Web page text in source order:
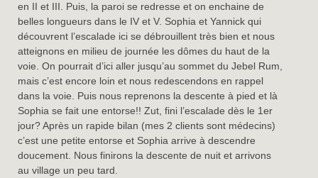
en II et III. Puis, la paroi se redresse et on enchaine de
belles longueurs dans le IV et V. Sophia et Yannick qui
découvrent l’escalade ici se débrouillent très bien et nous
atteignons en milieu de journée les dômes du haut de la
voie. On pourrait d’ici aller jusqu’au sommet du Jebel Rum,
mais c’est encore loin et nous redescendons en rappel
dans la voie. Puis nous reprenons la descente à pied et là
Sophia se fait une entorse!! Zut, fini l’escalade dès le 1er
jour? Après un rapide bilan (mes 2 clients sont médecins)
c’est une petite entorse et Sophia arrive à descendre
doucement. Nous finirons la descente de nuit et arrivons
au village un peu tard.